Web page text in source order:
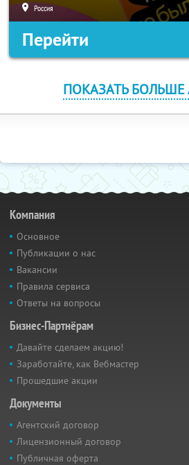
Россия
Перейти
ПОКАЗАТЬ
Компания
Основное
Публикации о нас
Вакансии
Правила сервиса
Ответы на вопросы
Бизнес-Партнёрам
Давайте сделаем акцию!
Заработайте, как Вебмастер
Прошедшие акции
Документы
Агентский договор
Лицензионный договор
Публичная оферта